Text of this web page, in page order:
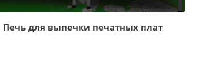
Печь для выпечки печатных плат